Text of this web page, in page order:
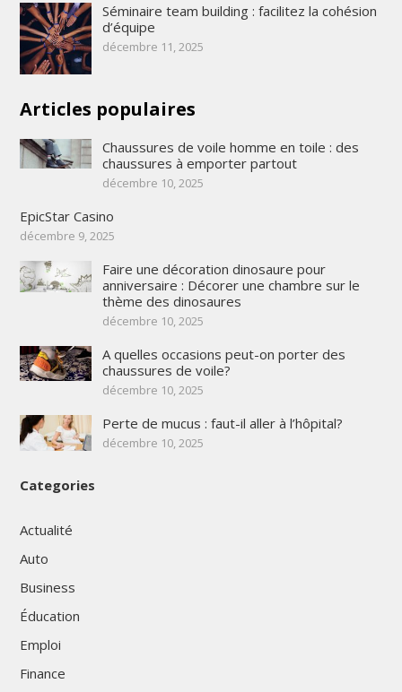
Séminaire team building : facilitez la cohésion
d’équipe
décembre 11, 2025
Articles populaires
Chaussures de voile homme en toile : des
chaussures à emporter partout
décembre 10, 2025
EpicStar Casino
décembre 9, 2025
Faire une décoration dinosaure pour
anniversaire : Décorer une chambre sur le
thème des dinosaures
décembre 10, 2025
A quelles occasions peut-on porter des
chaussures de voile?
décembre 10, 2025
Perte de mucus : faut-il aller à l’hôpital?
décembre 10, 2025
Categories
Actualité
Auto
Business
Éducation
Emploi
Finance